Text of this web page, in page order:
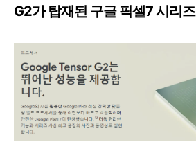
G2가 탑재된 구글 픽셀7 시리즈